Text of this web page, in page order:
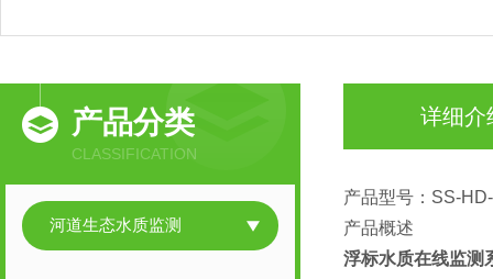
产品分类
CLASSIFICATION
河道生态水质监测
详细介
产品型
产品概述
浮标水质在线监测